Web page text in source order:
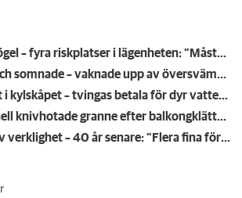
Så undviker du mögel – fyra riskplatser i lägenheten: ”Måste städa bort”
Satte på vattnet och somnade – vaknade upp av översvämning hos grannen
Rensade inte hålet i kylskåpet – tvingas betala för dyr vattenskada
Naken gängkriminell knivhotade granne efter balkongklättring
Kompisdealen blev verklighet – 40 år senare: "Flera fina fördelar med att dela bostad"